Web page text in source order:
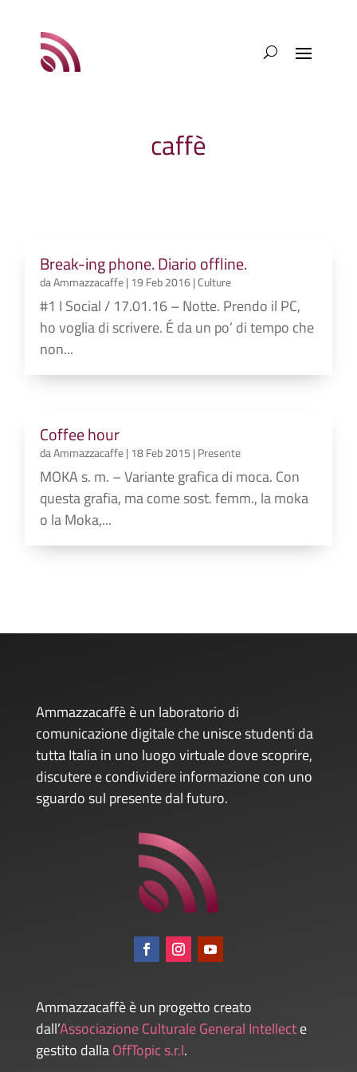
caffè
Break-ing phone. Diario offline.
daAmmazzacaffe| 19 Feb 2016|Culture
#1 I Social / 17.01.16 – Notte. Prendo il PC,
ho voglia di scrivere. É da un po’ di tempo che
non...
Coffee hour
daAmmazzacaffe| 18 Feb 2015 | Presente
MOKA s. m. – Variante grafica di moca. Con
questa grafia, ma come sost. femm., la moka
o la Moka,...
Ammazzacaffè è un laboratorio di
comunicazione digitale che unisce studenti da
tutta Italia in uno luogo virtuale dove scoprire,
discutere e condividere informazione con uno
sguardo sul presente dal futuro.
Ammazzacaffè è un progetto creato
dall’Associazione Culturale General Intellecte
gestito dallaOffTopic s.r.l.